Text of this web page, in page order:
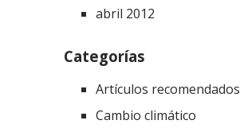
abril 2012
Categorías
Artículos recomendados
Cambio climático